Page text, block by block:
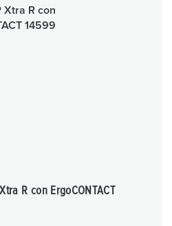
R con ErgoCONTACT